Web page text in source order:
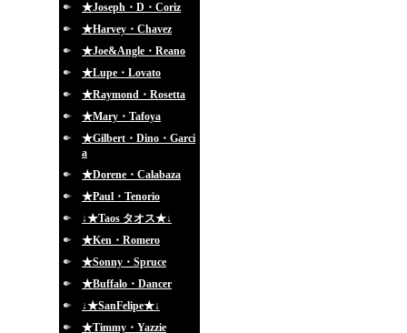
★Joseph・D・Coriz
★Harvey・Chavez
★Joe&Angle・Reano
★Lupe・Lovato
★Raymond・Rosetta
★Mary・Tafoya
★Gilbert・Dino・Garci
a
★Dorene・Calabaza
★Paul・Tenorio
↓★Taos タオス★↓
★Ken・Romero
★Sonny・Spruce
★Buffalo・Dancer
↓★SanFelipe★↓
★Timmy・Yazzie